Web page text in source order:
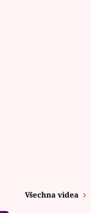
Všechna videa